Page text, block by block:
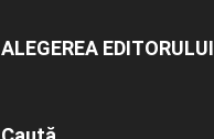
ALEGEREA EDITORULUI